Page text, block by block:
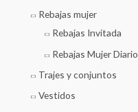
Rebajas mujer
Rebajas Invitada
Rebajas Mujer Diario
Trajes y conjuntos
Vestidos